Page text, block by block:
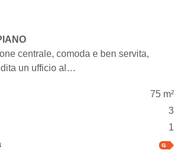
centrale, comoda e ben servita,
un ufficio al…
75 m²
3
1